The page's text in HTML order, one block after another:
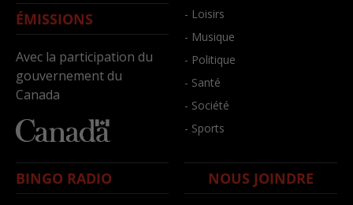
ÉMISSIONS
Avec la participation du
gouvernement du
Canada
- Loisirs
- Musique
- Politique
- Santé
- Société
- Sports
BINGO RADIO NOUS JOINDRE